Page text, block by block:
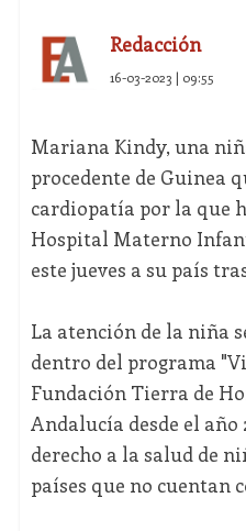
Redacción
16-03-2023 | 09:55
Mariana Kindy, una
procedente de Guinea
cardiopatía por la que
Hospital Materno
este jueves a su país
La atención de la niña
dentro del programa
Fundación Tierra de
Andalucía desde el
derecho a la salud de
países que no cuentan